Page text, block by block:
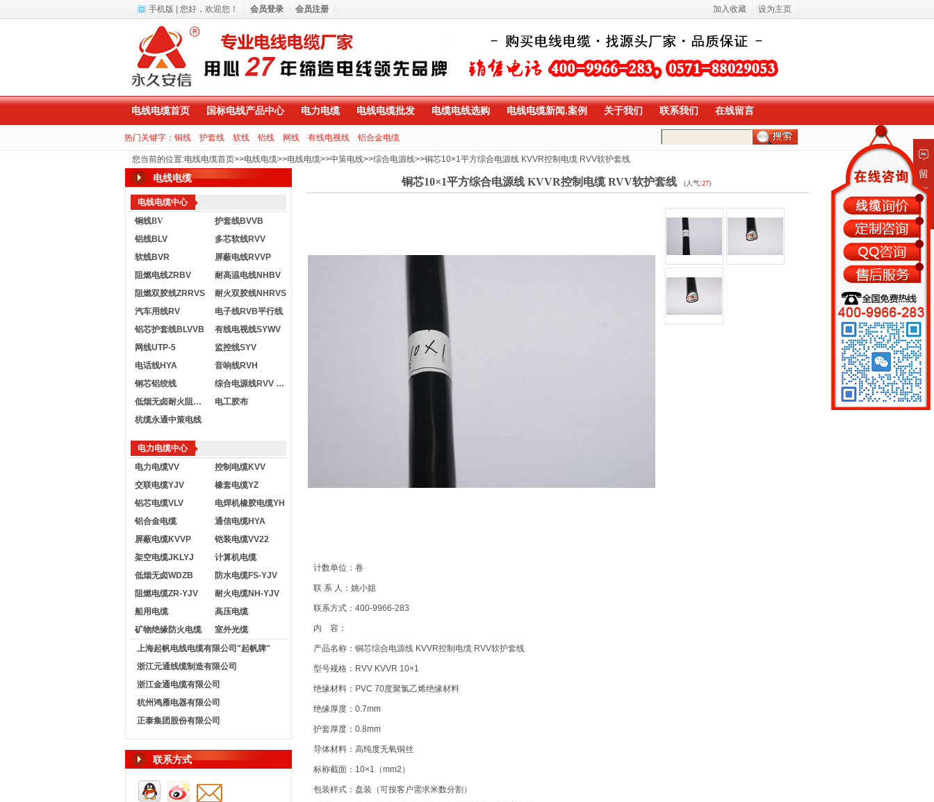
电线电缆首页 国标电线产品中心 电力电缆 电线电缆批发 电缆电线选购 电线电缆新闻.案例 关于我们 联系我们 在线留言
热门关键字： 铜线 护套线 软线 铝线 网线 有线电视线 铝合金电缆
您当前的位置:电线电缆首页>>电线电缆>>电线电缆>>中策电线>>综合电源线>>铜芯10×1平方综合电源线 KVVR控制电缆 RVV软护套线
电线电缆
电线电缆中心
铜线BV
护套线BVVB
铝线BLV
多芯软线RVV
软线BVR
屏蔽电线RVVP
阻燃电线ZRBV
耐高温电线NHBV
阻燃双胶线ZRRVS
耐火双胶线NHRVS
汽车用线RV
电子线RVB平行线
铝芯护套线BLVVB
有线电视线SYWV
网线UTP-5
监控线SYV
电话线HYA
音响线RVH
钢芯铝绞线
综合电源线RVV KVVR
低烟无卤耐火阻燃电线
电工胶布
杭缆永通中策电线
电力电缆中心
电力电缆VV
控制电缆KVV
交联电缆YJV
橡套电缆YZ
铝芯电缆VLV
电焊机橡胶电缆YH
铝合金电缆
通信电缆HYA
屏蔽电缆KVVP
铠装电缆VV22
架空电缆JKLYJ
计算机电缆
低烟无卤WDZB
防水电缆FS-YJV
阻燃电缆ZR-YJV
耐火电缆NH-YJV
船用电缆
高压电缆
矿物绝缘防火电缆
室外光缆
上海起帆电线电缆有限公司"起帆牌"
浙江元通线缆制造有限公司
浙江金通电缆有限公司
杭州鸿雁电器有限公司
正泰集团股份有限公司
联系方式
铜芯10×1平方综合电源线 KVVR控制电缆 RVV软护套线 (人气:27)
计数单位：卷
联 系 人：姚小姐
联系方式：400-9966-283
内 容：
产品名称：铜芯综合电源线 KVVR控制电缆 RVV软护套线
型号规格：RVV KVVR 10×1
绝缘材料：PVC 70度聚氯乙烯绝缘材料
绝缘厚度：0.7mm
护套厚度：0.8mm
导体材料：高纯度无氧铜丝
标称截面： 10×1 （mm2）
包装样式：盘装（可按客户需求米数分割）
手机版 | 您好， 欢迎您！ 会员登录 会员注册 加入收藏 设为主页
留
言